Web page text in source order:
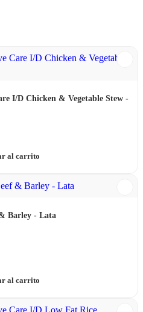
I/D Chicken & Vegetable Stew -
al carrito
Barley - Lata
al carrito